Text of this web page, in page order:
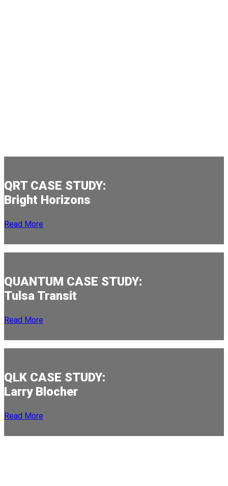
QRT CASE STUDY:
Bright Horizons
Read More
QUANTUM CASE STUDY:
Tulsa Transit
Read More
QLK CASE STUDY:
Larry Blocher
Read More